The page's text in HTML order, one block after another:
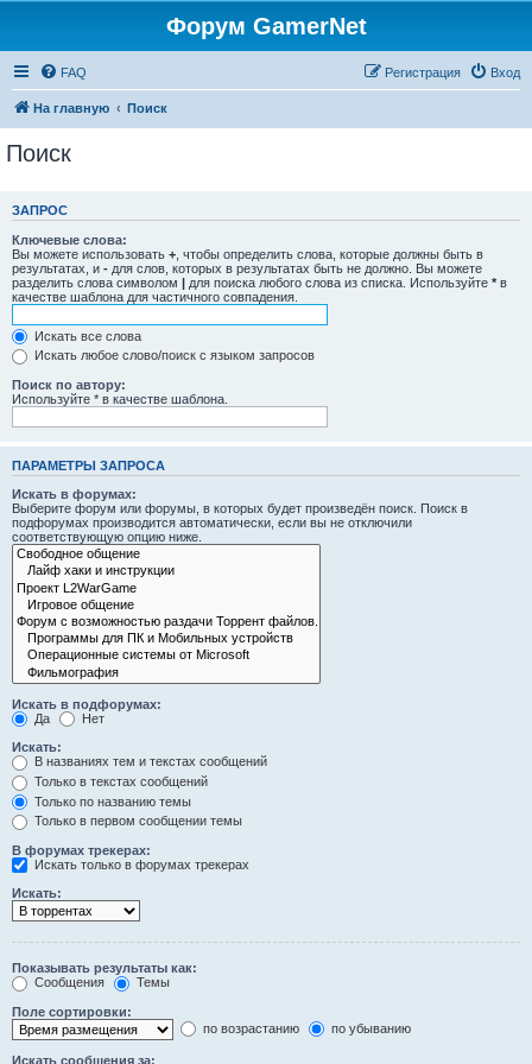
Форум GamerNet
FAQ Вход
Регистрация
На главную Поиск
Поиск
ЗАПРОС
Ключевые слова:
Вы можете использовать + , чтобы определить слова, которые должны быть в
результатах, и - для слов, которых в результатах быть не должно. Вы можете
разделить слова символом | для поиска любого слова из списка. Используйте * в
качестве шаблона для частичного совпадения.
Искать все слова
Искать любое слово/поиск с языком запросов
Поиск по автору:
Используйте * в качестве шаблона.
ПАРАМЕТРЫ ЗАПРОСА
Искать в форумах:
Выберите форум или форумы, в которых будет произведён поиск. Поиск в
подфорумах производится автоматически, если вы не отключили
соответствующую опцию ниже.
Искать в подфорумах:
Да
Нет
Искать:
В названиях тем и текстах сообщений
Только в текстах сообщений
Только по названию темы
Только в первом сообщении темы
В форумах трекерах:
Искать только в форумах трекерах
Искать:
Показывать результаты как:
Сообщения
Темы
Поле сортировки:
по возрастанию
по убыванию
Искать сообщения за: